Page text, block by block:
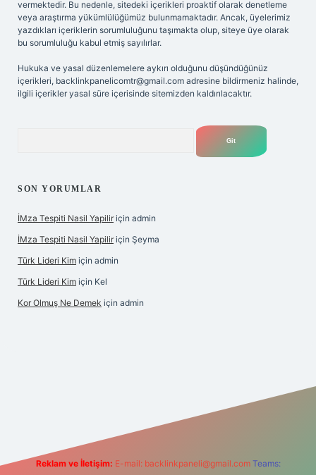
vermektedir. Bu nedenle, sitedeki içerikleri proaktif olarak denetleme
veya araştırma yükümlülüğümüz bulunmamaktadır. Ancak, üyelerimiz
yazdıkları içeriklerin sorumluluğunu taşımakta olup, siteye üye olarak
bu sorumluluğu kabul etmiş sayılırlar.
Hukuka ve yasal düzenlemelere aykırı olduğunu düşündüğünüz
içerikleri, backlinkpanelicomtr@gmail.com adresine bildirmeniz halinde,
ilgili içerikler yasal süre içerisinde sitemizden kaldırılacaktır.
SON YORUMLAR
İMza Tespiti Nasil Yapilir için admin
İMza Tespiti Nasil Yapilir için Şeyma
Türk Lideri Kim için admin
Türk Lideri Kim için Kel
Kor Olmuş Ne Demek için admin
Reklam ve İletişim: E-mail: backlinkpaneli@gmail.com Teams: